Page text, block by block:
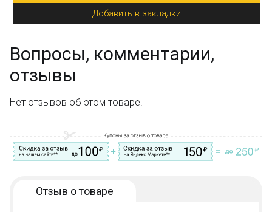
Добавить в закладки
Вопросы, комментарии,
отзывы
Нет отзывов об этом товаре.
Отзыв о товаре